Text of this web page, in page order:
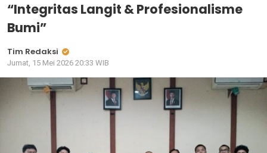
“Integritas Langit & Profesionalisme
Bumi”
Tim Redaksi
Jumat, 15 Mei 2026 20:33 WIB